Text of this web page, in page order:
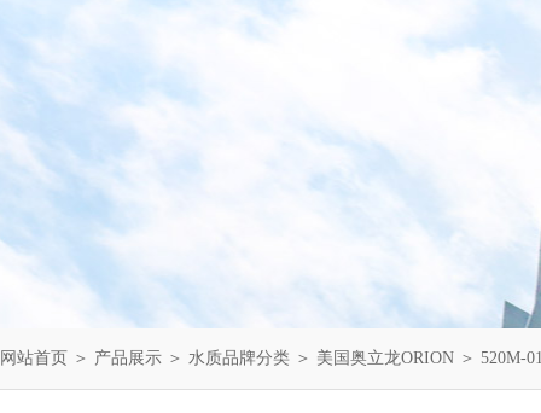
网站首页 ＞ 产品展示 ＞ 水质品牌分类 ＞ 美国奥立龙ORION ＞ 520M-